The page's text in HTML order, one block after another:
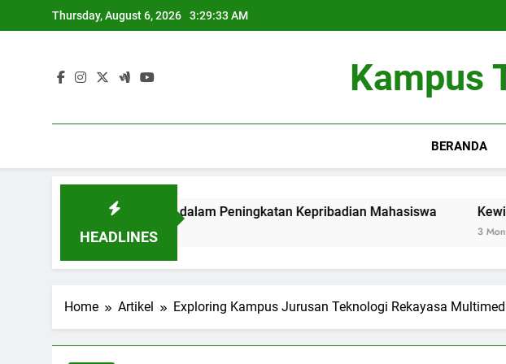
to
Thursday, August 6, 2026 3:29:34 AM
Kampus
BERANDA
HEADLINES
Kontribusi dalam Peningkatan Kepribadian Mahasiswa Kewirausahaan
Home Artikel Exploring Kampus Jurusan Teknologi Rekayasa